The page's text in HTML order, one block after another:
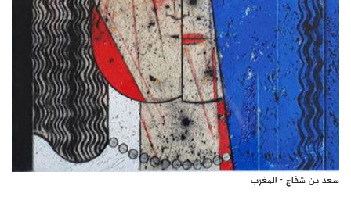
سعد بن شفاج - المغرب